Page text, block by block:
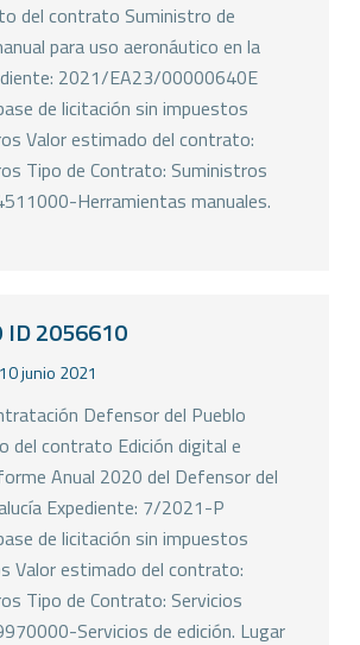
del contrato Suministro de
para uso aeronáutico en la
2021/EA23/00000640E
de licitación sin impuestos
Valor estimado del contrato:
Tipo de Contrato: Suministros
Herramientas manuales.
ID 2056610
10 junio 2021
Defensor del Pueblo
del contrato Edición digital e
Anual 2020 del Defensor del
Expediente: 7/2021-P
de licitación sin impuestos
Valor estimado del contrato:
Tipo de Contrato: Servicios
Servicios de edición. Lugar